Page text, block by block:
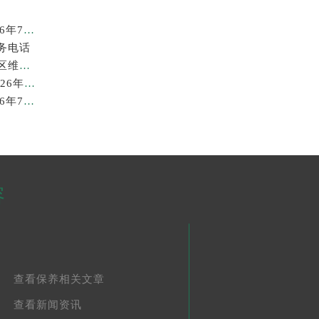
广州劳力士回收价格查询及靠谱回收平台实测排行(2026年7月最新)
电话
2026年7月最新劳力士龙湖北京亦庄天街经济技术开发区维修保养服务电话
苏州劳力士回收价格查询与各大回收平台实测排行（2026年7月最新数据）
广州劳力士回收价格查询和各大回收平台实测排行(2026年7月最新数据)
查看保养相关文章
查看新闻资讯